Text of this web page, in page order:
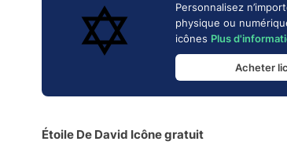
Personnalisez
physique ou
icônes Plus
Acheter
Étoile De David Icône gratuit